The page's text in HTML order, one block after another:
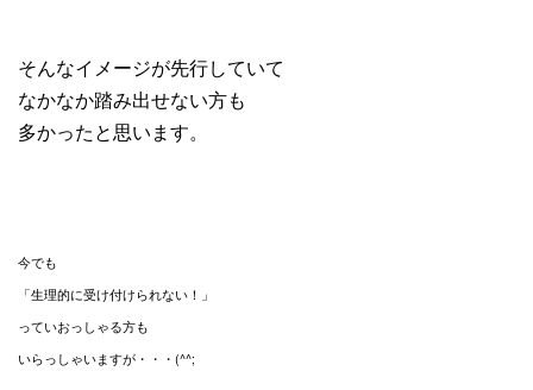
そんなイメージが先行していて
なかなか踏み出せない方も
多かったと思います。
今でも
「生理的に受け付けられない！」
っていおっしゃる方も
いらっしゃいますが・・・(^^;